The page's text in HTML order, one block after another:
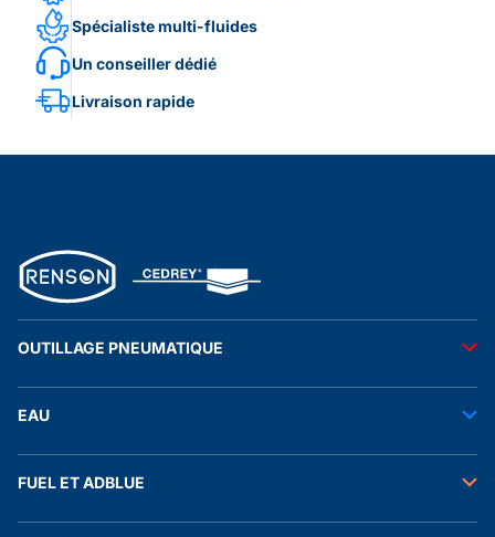
Spécialiste multi-fluides
Un conseiller dédié
Livraison rapide
OUTILLAGE PNEUMATIQUE
Accessoires pneumatiques
EAU
Tuyaux
Raccords et autres accessoires
FUEL ET ADBLUE